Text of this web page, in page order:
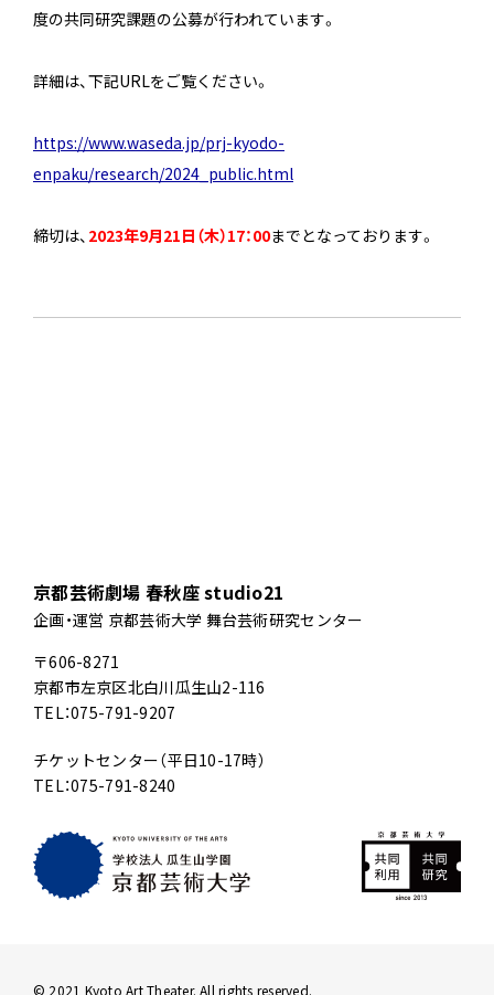
度の共同研究課題の公募が行われています。
詳細は、下記URLをご覧ください。
https://www.waseda.jp/prj-kyodo-
enpaku/research/2024_public.html
締切は、 2023年9月21日（木）17：00までとなっております。
京都芸術劇場 春秋座 studio21
企画・運営 京都芸術大学 舞台芸術研究センター
〒606-8271
京都市左京区北白川瓜生山2-116
TEL：075-791-9207
チケットセンター（平日10-17時）
TEL：075-791-8240
© 2021 Kyoto Art Theater. All rights reserved.